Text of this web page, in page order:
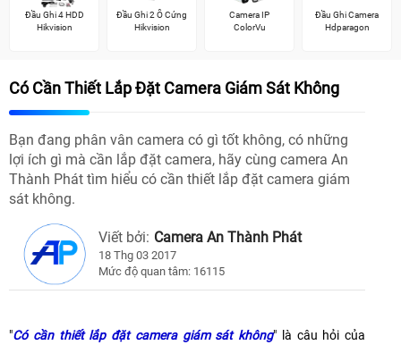
Đầu Ghi 4 HDD
Hikvision
Đầu Ghi 2 Ổ Cứng
Hikvision
Camera IP
ColorVu
Đầu Ghi Camera
Hdparagon
Có Cần Thiết Lắp Đặt Camera Giám Sát Không
Bạn đang phân vân camera có gì tốt không, có những
lợi ích gì mà cần lắp đặt camera, hãy cùng camera An
Thành Phát tìm hiểu có cần thiết lắp đặt camera giám
sát không.
Viết bởi: Camera An Thành Phát
18 Thg 03 2017
Mức độ quan tâm: 16115
"Có cần thiết lắp đặt camera giám sát không" là câu hỏi của